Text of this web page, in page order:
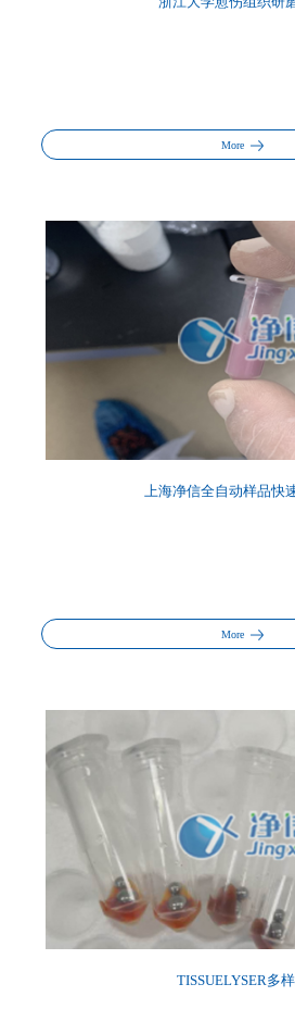
More
上海净信全自动样品快
More
TISSUELYSER多